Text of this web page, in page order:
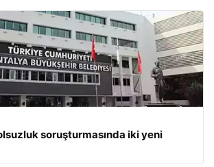
soruşturmasında iki yeni